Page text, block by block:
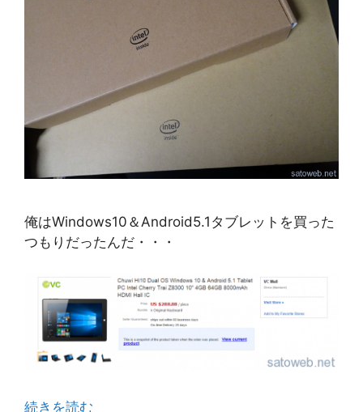
俺はWindows10＆Android5.1タブレットを買った
つもりだったんだ・・・
続きを読む